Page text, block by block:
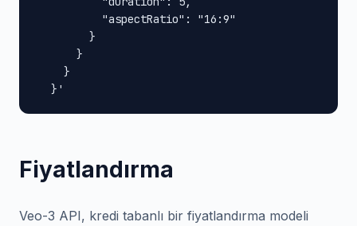
          "aspectRatio": "16:9"
        }
      }
    }
  }'
Fiyatlandırma
Veo-3 API, kredi tabanlı bir fiyatlandırma modeli